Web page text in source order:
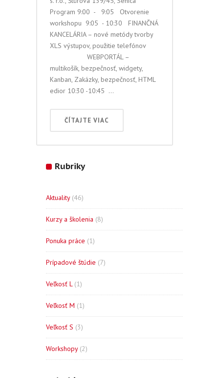
Program 9:00 - 9:05 Otvorenie
workshopu 9:05 - 10:30 FINANČNÁ
KANCELÁRIA – nové metódy tvorby
XLS výstupov, použitie telefónov
WEBPORTÁL –
multikošík, bezpečnosť, widgety,
Kanban, Zakázky, bezpečnosť, HTML
edior 10:30 -10:45 ...
ČÍTAJTE VIAC
Rubriky
Aktuality(46)
Kurzy a školenia (8)
Ponuka práce (1)
Prípadové štúdie (7)
Veľkosť L(1)
Veľkosť M (1)
Veľkosť S (3)
Workshopy(2)